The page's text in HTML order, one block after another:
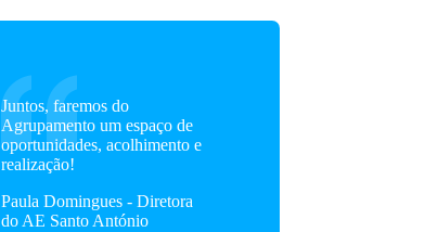
Juntos, faremos do
Agrupamento um espaço de
oportunidades, acolhimento e
realização!
Paula Domingues - Diretora
do AE Santo António